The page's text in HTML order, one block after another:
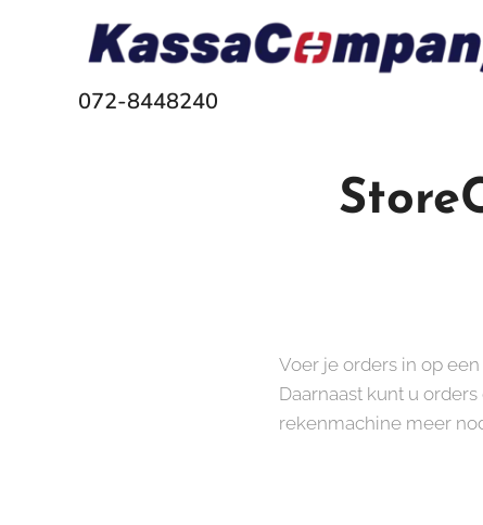
072-8448240
Voer je orders in op
Daarnaast kunt u
rekenmachine meer